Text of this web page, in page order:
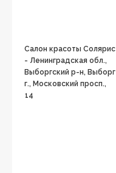
Салон красоты Солярис
- Ленинградская обл.,
Выборгский р-н, Выборг
г., Московский просп.,
14